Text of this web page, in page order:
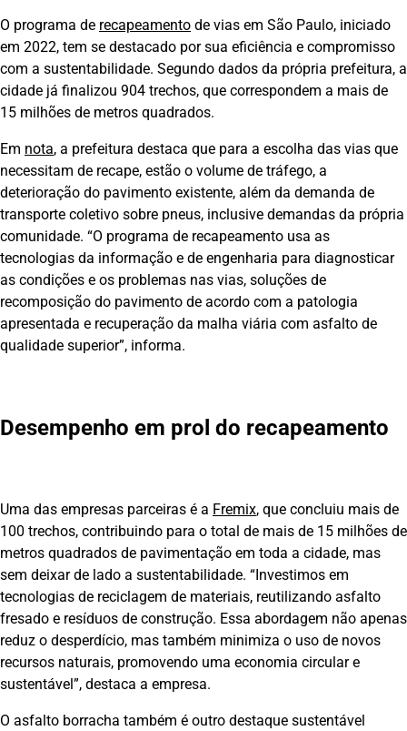
O programa de recapeamento de vias em São Paulo, iniciado
em 2022, tem se destacado por sua eficiência e compromisso
com a sustentabilidade. Segundo dados da própria prefeitura, a
cidade já finalizou 904 trechos, que correspondem a mais de
15 milhões de metros quadrados.
Em nota, a prefeitura destaca que para a escolha das vias que
necessitam de recape, estão o volume de tráfego, a
deterioração do pavimento existente, além da demanda de
transporte coletivo sobre pneus, inclusive demandas da própria
comunidade. “O programa de recapeamento usa as
tecnologias da informação e de engenharia para diagnosticar
as condições e os problemas nas vias, soluções de
recomposição do pavimento de acordo com a patologia
apresentada e recuperação da malha viária com asfalto de
qualidade superior”, informa.
Desempenho em prol do recapeamento
Uma das empresas parceiras é a Fremix, que concluiu mais de
100 trechos, contribuindo para o total de mais de 15 milhões de
metros quadrados de pavimentação em toda a cidade, mas
sem deixar de lado a sustentabilidade. “Investimos em
tecnologias de reciclagem de materiais, reutilizando asfalto
fresado e resíduos de construção. Essa abordagem não apenas
reduz o desperdício, mas também minimiza o uso de novos
recursos naturais, promovendo uma economia circular e
sustentável”, destaca a empresa.
O asfalto borracha também é outro destaque sustentável